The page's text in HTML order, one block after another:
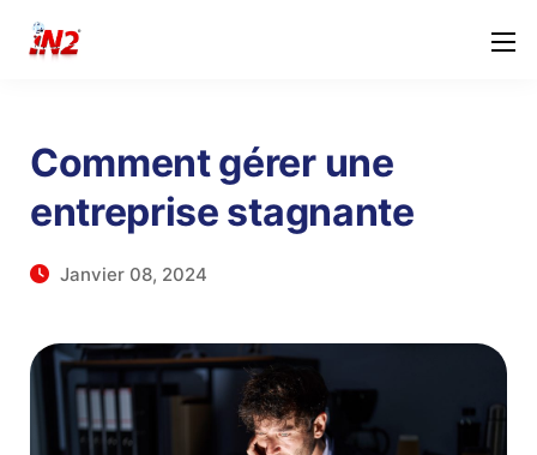
Comment gérer une
entreprise stagnante
Janvier 08, 2024